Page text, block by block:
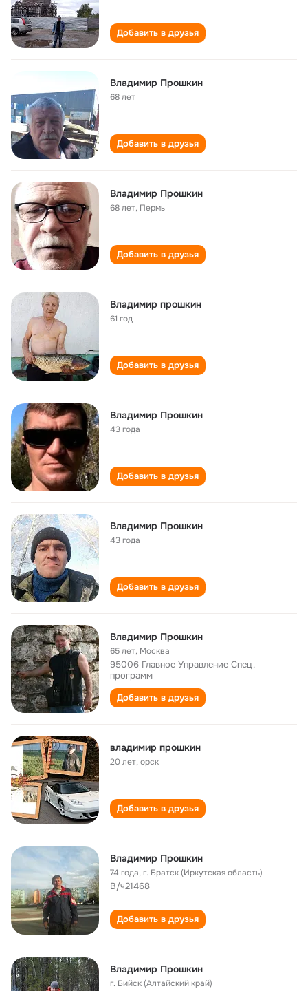
Добавить в друзья
Владимир Прошкин
68 лет
Добавить в друзья
Владимир Прошкин
68 лет, Пермь
Добавить в друзья
Владимир прошкин
61 год
Добавить в друзья
Владимир Прошкин
43 года
Добавить в друзья
Владимир Прошкин
43 года
Добавить в друзья
Владимир Прошкин
65 лет, Москва
95006 Главное Управление Спец.
программ
Добавить в друзья
владимир прошкин
20 лет,орск
Добавить в друзья
Владимир Прошкин
74 года,г. Братск (Иркутская область)
В/ч21468
Добавить в друзья
Владимир Прошкин
г. Бийск (Алтайский край)